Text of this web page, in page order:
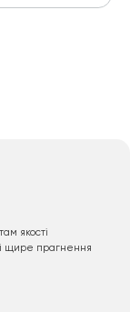
якості
щире прагнення